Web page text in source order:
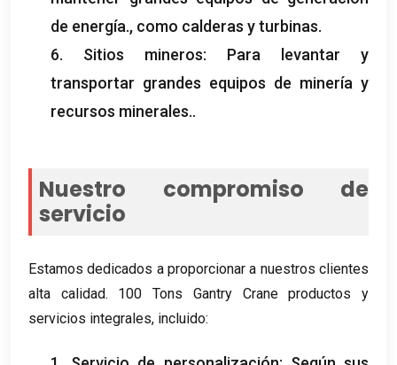
de energía., como calderas y turbinas.
6. Sitios mineros: Para levantar y
transportar grandes equipos de minería y
recursos minerales..
Nuestro compromiso de
servicio
Estamos dedicados a proporcionar a nuestros clientes
alta calidad. 100 Tons Gantry Crane productos y
servicios integrales, incluido: